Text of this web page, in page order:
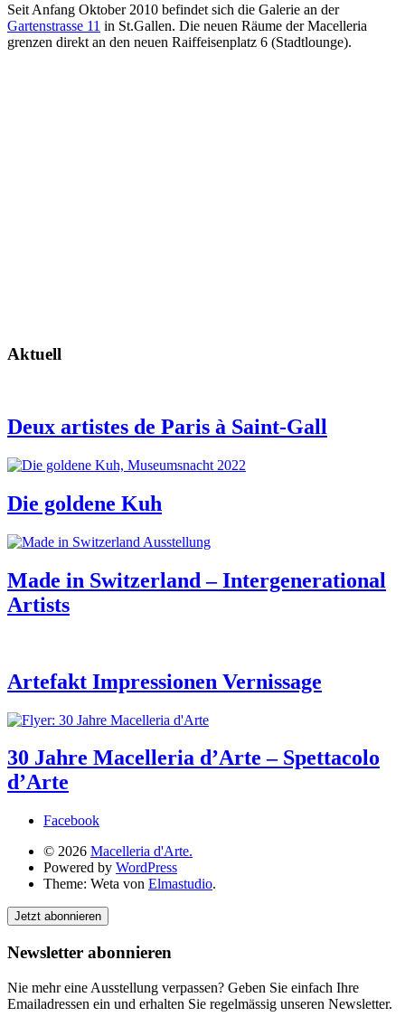
Seit Anfang Oktober 2010 befindet sich die Galerie an der
Gartenstrasse 11 in St.Gallen. Die neuen Räume der Macelleria
grenzen direkt an den neuen Raiffeisenplatz 6 (Stadtlounge).
Aktuell
Deux artistes de Paris à Saint-Gall
Die goldene Kuh
Made in Switzerland – Intergenerational
Artists
Artefakt Impressionen Vernissage
30 Jahre Macelleria d’Arte – Spettacolo
d’Arte
Facebook
© 2026 Macelleria d'Arte.
Powered by WordPress
Theme: Weta von Elmastudio.
Jetzt abonnieren
Newsletter abonnieren
Nie mehr eine Ausstellung verpassen? Geben Sie einfach Ihre
Emailadressen ein und erhalten Sie regelmässig unseren Newsletter.